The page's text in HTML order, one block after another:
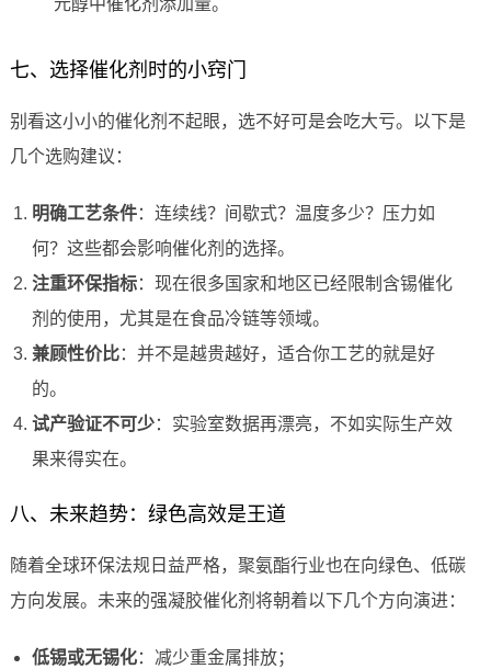
元醇中催化剂添加量。
七、选择催化剂时的小窍门
别看这小小的催化剂不起眼，选不好可是会吃大亏。以下是
几个选购建议：
明确工艺条件：连续线？间歇式？温度多少？压力如
何？这些都会影响催化剂的选择。
注重环保指标：现在很多国家和地区已经限制含锡催化
剂的使用，尤其是在食品冷链等领域。
兼顾性价比：并不是越贵越好，适合你工艺的就是好
的。
试产验证不可少：实验室数据再漂亮，不如实际生产效
果来得实在。
八、未来趋势：绿色高效是王道
随着全球环保法规日益严格，聚氨酯行业也在向绿色、低碳
方向发展。未来的强凝胶催化剂将朝着以下几个方向演进：
低锡或无锡化：减少重金属排放；